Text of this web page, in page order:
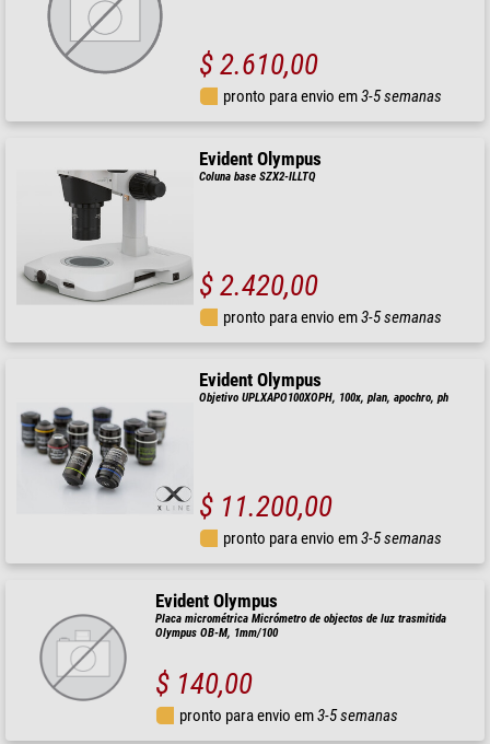
$ 2.610,00
pronto para envio em3-5 semanas
Evident Olympus
Coluna base SZX2-ILLTQ
$ 2.420,00
pronto para envio em3-5 semanas
Evident Olympus
Objetivo UPLXAPO100XOPH, 100x, plan, apochro, ph
$ 11.200,00
pronto para envio em3-5 semanas
Evident Olympus
Placa micrométrica Micrómetro de objectos de luz trasmitida
Olympus OB-M, 1mm/100
$ 140,00
pronto para envio em3-5 semanas